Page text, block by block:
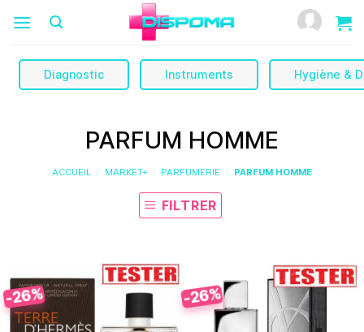
Diagnostic Instruments Hygiène &
PARFUM HOMME
ACCUEIL / MARKET+ / PARFUMERIE / PARFUM HOMME
FILTRER
-26% -26%